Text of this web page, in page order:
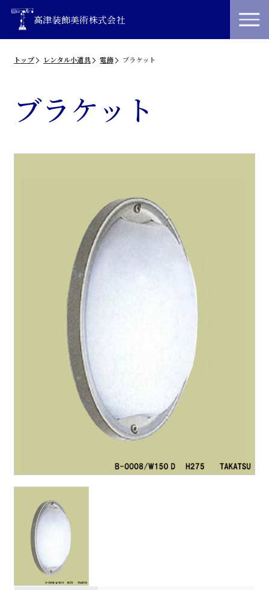
高津装飾美術株式会社
トップ レンタル小道具 電飾 ブラケット
ブラケット